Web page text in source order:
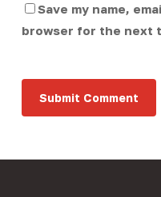
Save my name,
browser for the next